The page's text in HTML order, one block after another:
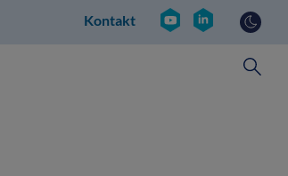
Kontakt
Social